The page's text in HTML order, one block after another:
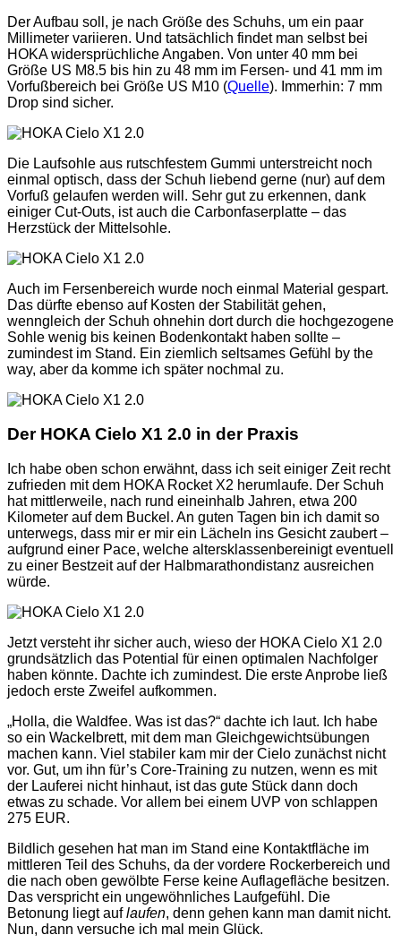
Der Aufbau soll, je nach Größe des Schuhs, um ein paar
Millimeter variieren. Und tatsächlich findet man selbst bei
HOKA widersprüchliche Angaben. Von unter 40 mm bei
Größe US M8.5 bis hin zu 48 mm im Fersen- und 41 mm im
Vorfußbereich bei Größe US M10 (Quelle). Immerhin: 7 mm
Drop sind sicher.
Die Laufsohle aus rutschfestem Gummi unterstreicht noch
einmal optisch, dass der Schuh liebend gerne (nur) auf dem
Vorfuß gelaufen werden will. Sehr gut zu erkennen, dank
einiger Cut-Outs, ist auch die Carbonfaserplatte – das
Herzstück der Mittelsohle.
Auch im Fersenbereich wurde noch einmal Material gespart.
Das dürfte ebenso auf Kosten der Stabilität gehen,
wenngleich der Schuh ohnehin dort durch die hochgezogene
Sohle wenig bis keinen Bodenkontakt haben sollte –
zumindest im Stand. Ein ziemlich seltsames Gefühl by the
way, aber da komme ich später nochmal zu.
Der HOKA Cielo X1 2.0 in der Praxis
Ich habe oben schon erwähnt, dass ich seit einiger Zeit recht
zufrieden mit dem HOKA Rocket X2 herumlaufe. Der Schuh
hat mittlerweile, nach rund eineinhalb Jahren, etwa 200
Kilometer auf dem Buckel. An guten Tagen bin ich damit so
unterwegs, dass mir er mir ein Lächeln ins Gesicht zaubert –
aufgrund einer Pace, welche altersklassenbereinigt eventuell
zu einer Bestzeit auf der Halbmarathondistanz ausreichen
würde.
Jetzt versteht ihr sicher auch, wieso der HOKA Cielo X1 2.0
grundsätzlich das Potential für einen optimalen Nachfolger
haben könnte. Dachte ich zumindest. Die erste Anprobe ließ
jedoch erste Zweifel aufkommen.
„Holla, die Waldfee. Was ist das?“ dachte ich laut. Ich habe
so ein Wackelbrett, mit dem man Gleichgewichtsübungen
machen kann. Viel stabiler kam mir der Cielo zunächst nicht
vor. Gut, um ihn für’s Core-Training zu nutzen, wenn es mit
der Lauferei nicht hinhaut, ist das gute Stück dann doch
etwas zu schade. Vor allem bei einem UVP von schlappen
275 EUR.
Bildlich gesehen hat man im Stand eine Kontaktfläche im
mittleren Teil des Schuhs, da der vordere Rockerbereich und
die nach oben gewölbte Ferse keine Auflagefläche besitzen.
Das verspricht ein ungewöhnliches Laufgefühl. Die
Betonung liegt auflaufen, denn gehen kann man damit nicht.
Nun, dann versuche ich mal mein Glück.